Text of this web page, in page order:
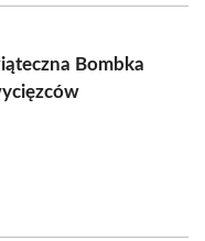
Bombka